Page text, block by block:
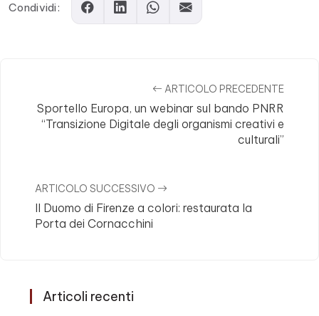
Condividi:
ARTICOLO PRECEDENTE
Sportello Europa, un webinar sul bando PNRR
“Transizione Digitale degli organismi creativi e
culturali”
ARTICOLO SUCCESSIVO
Il Duomo di Firenze a colori: restaurata la
Porta dei Cornacchini
Articoli recenti